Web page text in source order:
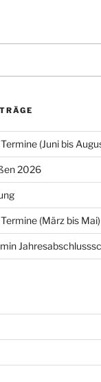
(Juni bis
2026
(März bis Mai)